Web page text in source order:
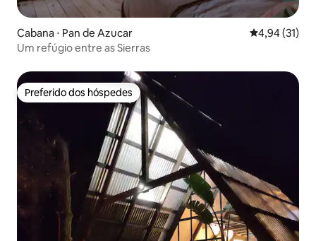
Cabana ⋅ Pan de Azucar 4,94 de uma
4,94 (31)
Um refúgio entre as Sierras
Preferido dos hóspedes
Preferido dos hóspedes